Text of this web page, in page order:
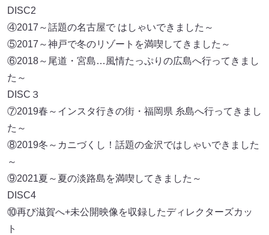
DISC2
④2017～話題の名古屋で はしゃいできました～
⑤2017～神戸で冬のリゾートを満喫してきました～
⑥2018～尾道・宮島…風情たっぷりの広島へ行ってきまし
た～
DISC３
⑦2019春～インスタ行きの街・福岡県 糸島へ行ってきまし
た～
⑧2019冬～カニづくし！話題の金沢ではしゃいできました
～
⑨2021夏～夏の淡路島を満喫してきました～
DISC4
⑩再び滋賀へ+未公開映像を収録したディレクターズカッ
ト